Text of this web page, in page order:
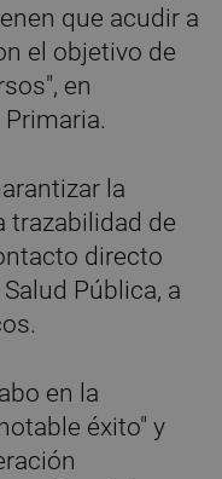
que acudir a
el objetivo de
en
la
trazabilidad de
directo
Pública, a
en la
éxito" y